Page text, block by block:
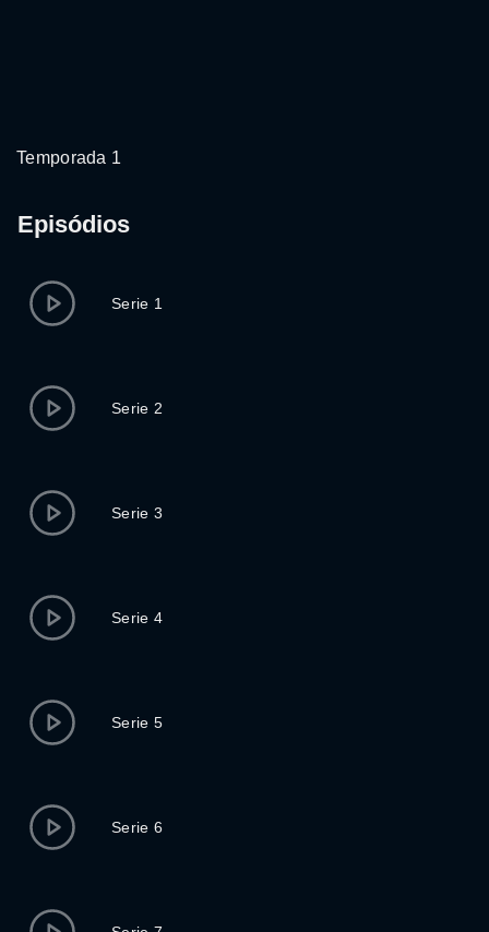
Temporada 1
Episódios
Serie 1
Serie 2
Serie 3
Serie 4
Serie 5
Serie 6